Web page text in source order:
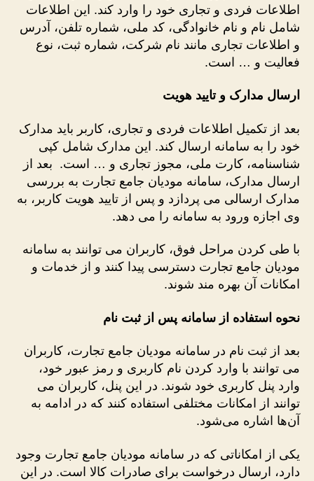
اطلاعات فردی و تجاری خود را وارد کند. این اطلاعات
شامل نام و نام خانوادگی، کد ملی، شماره تلفن، آدرس
و اطلاعات تجاری مانند نام شرکت، شماره ثبت، نوع
فعالیت و … است.
ارسال مدارک و تایید هویت
بعد از تکمیل اطلاعات فردی و تجاری، کاربر باید مدارک
خود را به سامانه ارسال کند. این مدارک شامل کپی
شناسنامه، کارت ملی، مجوز تجاری و … است. بعد از
ارسال مدارک، سامانه مودیان جامع تجارت به بررسی
مدارک ارسالی می ‌پردازد و پس از تایید هویت کاربر، به
وی اجازه ورود به سامانه را می ‌دهد.
با طی کردن مراحل فوق، کاربران می‌ توانند به سامانه
مودیان جامع تجارت دسترسی پیدا کنند و از خدمات و
امکانات آن بهره‌ مند شوند.
نحوه استفاده از سامانه پس از ثبت نام
بعد از ثبت نام در سامانه مودیان جامع تجارت، کاربران
می ‌توانند با وارد کردن نام کاربری و رمز عبور خود،
وارد پنل کاربری خود شوند. در این پنل، کاربران می
‌توانند از امکانات مختلفی استفاده کنند که در ادامه به
آن‌ها اشاره می‌شود.
یکی از امکاناتی که در سامانه مودیان جامع تجارت وجود
دارد، ارسال درخواست برای صادرات کالا است. در این